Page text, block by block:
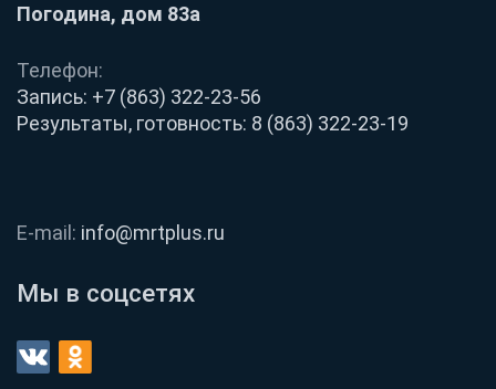
Погодина, дом 83а
Телефон:
Запись: +7 (863) 322-23-56
Результаты, готовность: 8 (863) 322-23-19
E-mail: info@mrtplus.ru
Мы в соцсетях